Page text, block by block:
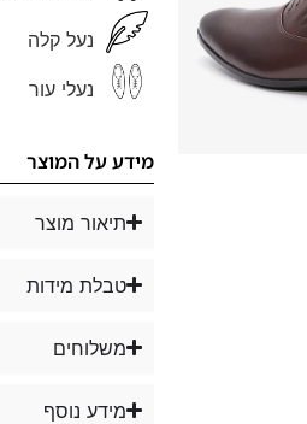
נעל קלה
נעלי עור
מידע על המוצר
תיאור מוצר
טבלת מידות
משלוחים
מידע נוסף